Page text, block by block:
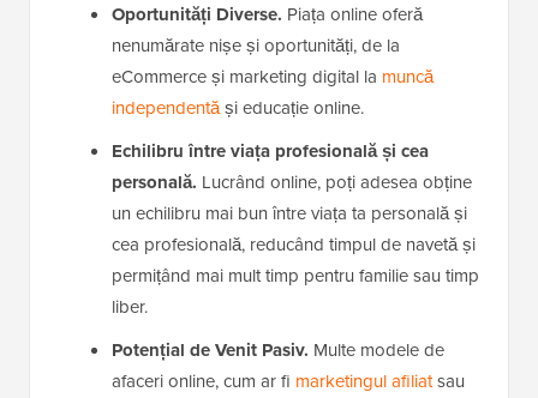
Oportunități Diverse. Piața online oferă
nenumărate nișe și oportunități, de la
eCommerce și marketing digital la muncă
independentăși educație online.
Echilibru între viața profesională și cea
personală. Lucrând online, poți adesea obține
un echilibru mai bun între viața ta personală și
cea profesională, reducând timpul de navetă și
permițând mai mult timp pentru familie sau timp
liber.
Potențial de Venit Pasiv. Multe modele de
afaceri online, cum ar fi marketingul afiliatsau